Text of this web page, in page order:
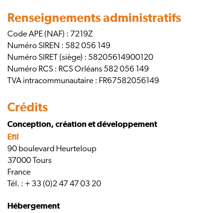
Renseignements administratifs
Code APE (NAF) : 7219Z
Numéro SIREN : 582 056 149
Numéro SIRET (siège) : 58205614900120
Numéro RCS : RCS Orléans 582 056 149
TVA intracommunautaire : FR67582056149
Crédits
Conception, création et développement
Efil
90 boulevard Heurteloup
37000 Tours
France
Tél. : + 33 (0)2 47 47 03 20
Hébergement